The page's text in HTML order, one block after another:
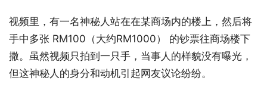
视频里，有一名神秘人站在在某商场内的楼上，然后将
手中多张 RM100（大约RM1000） 的钞票往商场楼下
撒。虽然视频只拍到一只手，当事人的样貌没有曝光，
但这神秘人的身分和动机引起网友议论纷纷。